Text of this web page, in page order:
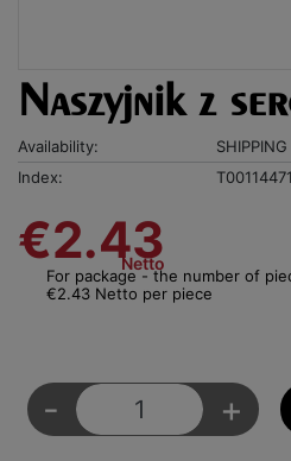
Naszyjnik z
Availability:
Index:
€2.43
Netto
For package - the number of
€2.43 Netto per piece
- +